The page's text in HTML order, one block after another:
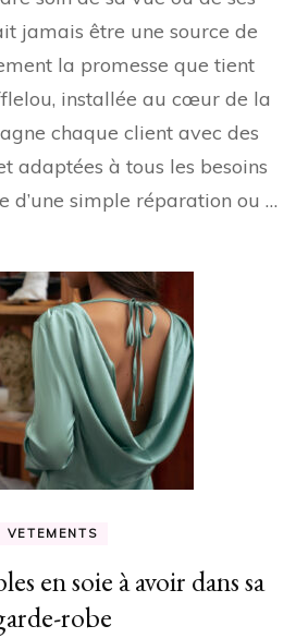
jamais être une source de
la promesse que tient
installée au cœur de la
chaque client avec des
adaptées à tous les besoins
d’une simple réparation ou …
VETEMENTS
en soie à avoir dans sa
robe